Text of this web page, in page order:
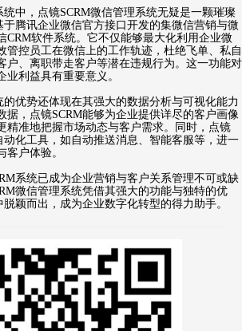
统中，点镜SCRM微信管理系统无疑是一颗璀璨
于腾讯企业微信官方接口开发的集微信营销与微
CRM软件系统。它不仅能够最大化利用企业微
管控员工在微信上的工作轨迹，杜绝飞单、私自
户、离职带走客户等潜在违规行为。这一功能对
利益具有重要意义。
的优势还体现在其强大的数据分析与可视化能力
据，点镜SCRM能够为企业提供详尽的客户画像
精准地把握市场动态与客户需求。同时，点镜
动化工具，如自动推送消息、智能客服等，进一
客户体验。
系统已成为企业营销与客户关系管理不可或缺
微信管理系统凭借其强大的功能与独特的优
颖而出，成为企业数字化转型的得力助手。